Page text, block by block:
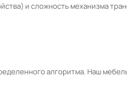
и сложность механизма
алгоритма. Наш